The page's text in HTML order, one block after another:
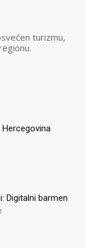
turizmu,
Hercegovina
Digitalni barmen